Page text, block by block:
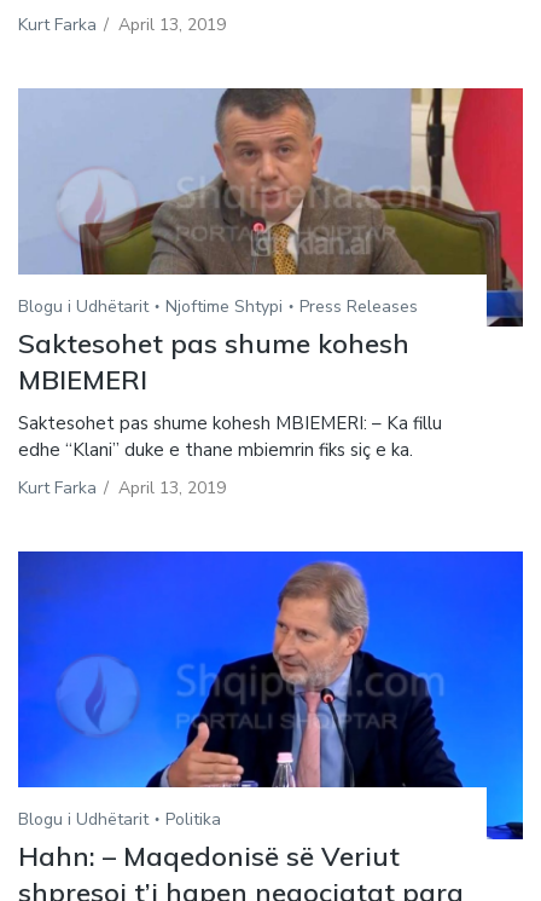
Kurt Farka / April 13, 2019
Blogu i Udhëtarit Njoftime Shtypi Press Releases
Saktesohet pas shume kohesh
MBIEMERI
Saktesohet pas shume kohesh MBIEMERI: – Ka fillu
edhe “Klani” duke e thane mbiemrin fiks siç e ka.
Kurt Farka / April 13, 2019
Blogu i Udhëtarit Politika
Hahn: – Maqedonisë së Veriut
shpresoj t’i hapen negociatat para